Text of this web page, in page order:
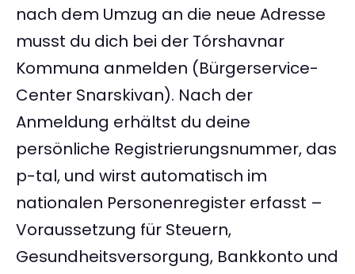
nach dem Umzug an die neue Adresse
musst du dich bei der Tórshavnar
Kommuna anmelden (Bürgerservice-
Center Snarskivan). Nach der
Anmeldung erhältst du deine
persönliche Registrierungsnummer, das
p-tal, und wirst automatisch im
nationalen Personenregister erfasst –
Voraussetzung für Steuern,
Gesundheitsversorgung, Bankkonto und